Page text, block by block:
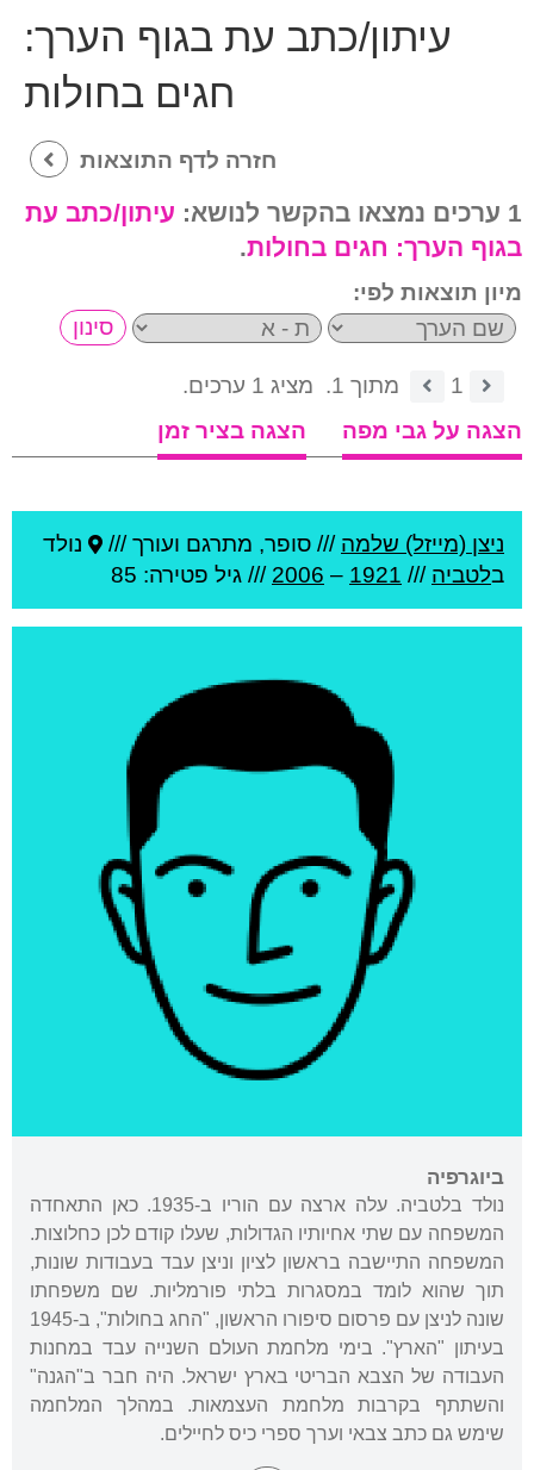
עיתון/כתב עת בגוף הערך:
חגים בחולות
חזרה לדף התוצאות
1 ערכים נמצאו בהקשר לנושא:
עיתון/כתב עת
בגוף הערך: חגים בחולות.
מיון תוצאות לפי:
1 מתוך 1.
מציג 1 ערכים.
הצגה על גבי מפה
הצגה בציר זמן
ניצן (מייזל) שלמה /// סופר, מתרגם ועורך ///
נולד
בלטביה ///
1921
–
2006 /// גיל פטירה: 85
ביוגרפיה
נולד בלטביה. עלה ארצה עם הוריו ב-1935. כאן התאחדה
המשפחה עם שתי אחיותיו הגדולות, שעלו קודם לכן כחלוצות.
המשפחה התיישבה בראשון לציון וניצן עבד בעבודות שונות,
תוך שהוא לומד במסגרות בלתי פורמליות. שם משפחתו
שונה לניצן עם פרסום סיפורו הראשון, "החג בחולות", ב-1945
בעיתון "הארץ". בימי מלחמת העולם השנייה עבד במחנות
העבודה של הצבא הבריטי בארץ ישראל. היה חבר ב"הגנה"
והשתתף בקרבות מלחמת העצמאות. במהלך המלחמה
שימש גם כתב צבאי וערך ספרי כיס לחיילים.